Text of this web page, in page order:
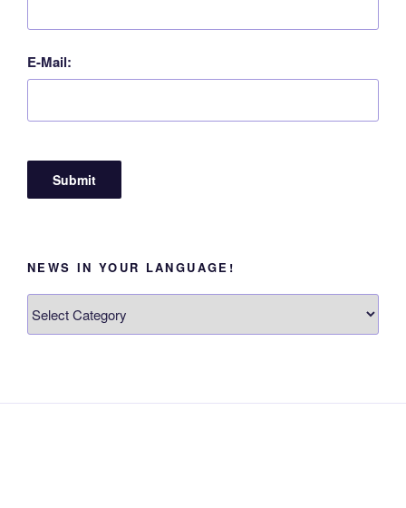
E-Mail:
NEWS IN YOUR LANGUAGE!
in